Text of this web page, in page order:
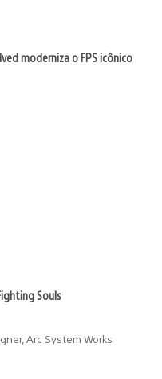
moderniza o FPS icônico
Souls
Arc System Works